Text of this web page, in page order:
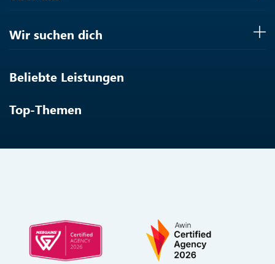
Wir suchen dich
Beliebte Leistungen
Top-Themen